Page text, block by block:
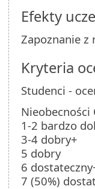
Efekty
Zapoznanie z
Kryteria
Studenci -
Nieobecności
1-2 bardzo
3-4 dobry+
5 dobry
6
7 (50%)